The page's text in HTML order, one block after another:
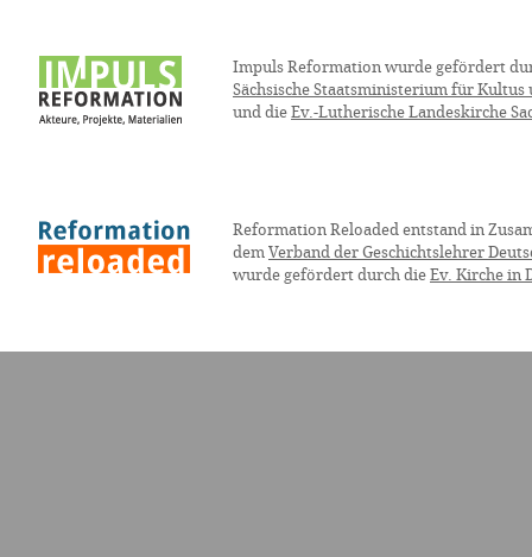
Impuls Reformation wurde gefördert
Sächsische Staatsministerium für Kultus
und die Ev.-Lutherische Landeskirche
Reformation Reloaded entstand in
dem Verband der Geschichtslehrer
wurde gefördert durch die Ev. Kirche in